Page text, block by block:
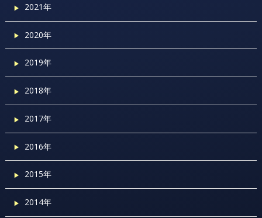
2021年
2020年
2019年
2018年
2017年
2016年
2015年
2014年